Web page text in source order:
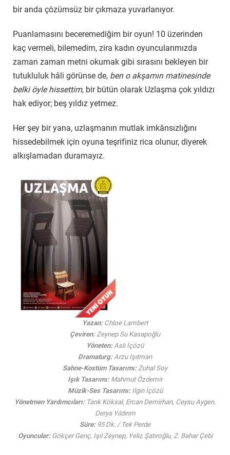
bir anda çözümsüz bir çıkmaza yuvarlanıyor.
Puanlamasını beceremediğim bir oyun! 10 üzerinden
kaç vermeli, bilemedim, zira kadın oyuncularımızda
zaman zaman metni okumak gibi sırasını bekleyen bir
tutukluluk hâli görünse de, ben o akşamın matinesinde
belki öyle hissettim, bir bütün olarak Uzlaşma çok yıldızı
hak ediyor; beş yıldız yetmez.
Her şey bir yana, uzlaşmanın mutlak imkânsızlığını
hissedebilmek için oyuna teşrifiniz rica olunur, diyerek
alkışlamadan duramayız.
Yazan:Chloe Lambert
Çeviren:Zeynep Su Kasapoğlu
Yöneten:Aslı İçözü
Dramaturg:Arzu Işıtman
Sahne-Kostüm Tasarımı:Zuhal Soy
Işık Tasarımı:Mahmut Özdemir
Müzik-Ses Tasarımı:Ilgın İçözü
Yönetmen Yardımcıları:Tarık Köksal, Ercan Demirhan, Ceysu Aygen,
Derya Yıldırım
Süre:95 Dk. / Tek Perde
Oyuncular:Gökçer Genç, Işıl Zeynep, Yeliz Şatıroğlu, Z. Bahar Çebi